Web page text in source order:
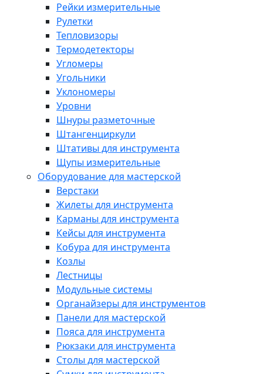
Рейки измерительные
Рулетки
Тепловизоры
Термодетекторы
Угломеры
Угольники
Уклономеры
Уровни
Шнуры разметочные
Штангенциркули
Штативы для инструмента
Щупы измерительные
Оборудование для мастерской
Верстаки
Жилеты для инструмента
Карманы для инструмента
Кейсы для инструмента
Кобура для инструмента
Козлы
Лестницы
Модульные системы
Органайзеры для инструментов
Панели для мастерской
Пояса для инструмента
Рюкзаки для инструмента
Столы для мастерской